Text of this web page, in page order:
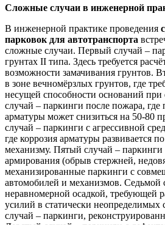
Сложные случаи в инженерной
В инженерной практике проведения
парковок для автотранспорта
сложные случаи. Первый случай –
грунтах II типа. Здесь требуется
возможности замачивания грунтов.
в зоне вечномёрзлых грунтов, где
несущей способности оснований при
случай – паркинги после пожара, где
арматуры может снизиться на 50-80
случай – паркинги с агрессивной
где коррозия арматуры развивается
механизму. Пятый случай – паркинги
армирования (обрыв стержней,
механизированные паркинги с
автомобилей и механизмов. Седьмой
неравномерной осадкой, требующей
усилий в статически неопределимых
случай – паркинги,